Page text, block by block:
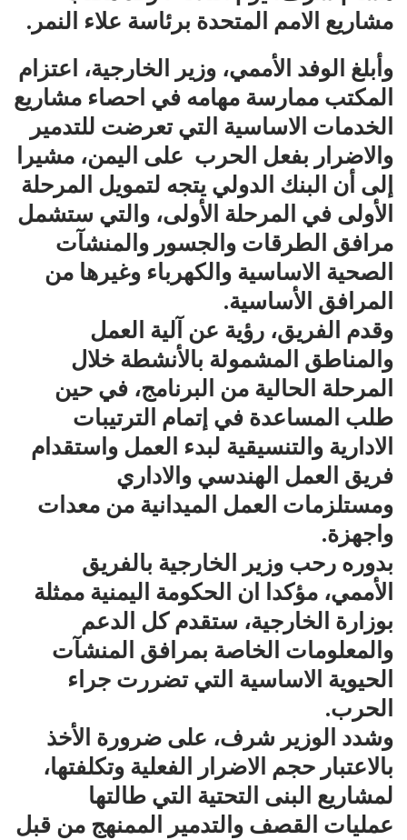
مشاريع الامم المتحدة برئاسة علاء النمر.
وأبلغ الوفد الأممي، وزير الخارجية، اعتزام
المكتب ممارسة مهامه في احصاء مشاريع
الخدمات الاساسية التي تعرضت للتدمير
والاضرار بفعل الحرب على اليمن، مشيرا
إلى أن البنك الدولي يتجه لتمويل المرحلة
الأولى في المرحلة الأولى، والتي ستشمل
مرافق الطرقات والجسور والمنشآت
الصحية الاساسية والكهرباء وغيرها من
المرافق الأساسية.
وقدم الفريق، رؤية عن آلية العمل
والمناطق المشمولة بالأنشطة خلال
المرحلة الحالية من البرنامج، في حين
طلب المساعدة في إتمام الترتيبات
الادارية والتنسيقية لبدء العمل واستقدام
فريق العمل الهندسي والاداري
ومستلزمات العمل الميدانية من معدات
واجهزة.
بدوره رحب وزير الخارجية بالفريق
الأممي، مؤكدا ان الحكومة اليمنية ممثلة
بوزارة الخارجية، ستقدم كل الدعم
والمعلومات الخاصة بمرافق المنشآت
الحيوية الاساسية التي تضررت جراء
الحرب.
وشدد الوزير شرف، على ضرورة الأخذ
بالاعتبار حجم الاضرار الفعلية وتكلفتها،
لمشاريع البنى التحتية التي طالتها
عمليات القصف والتدمير الممنهج من قبل